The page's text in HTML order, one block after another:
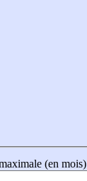
(en mois)